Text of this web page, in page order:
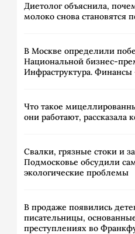
Диетолог объяснила,
молоко снова становятся
В Москве определили
Национальной бизнес-
Инфраструктура. Финансы
Что такое
они работают, рассказала
Свалки, грязные стоки и
Подмосковье обсудили
экологические проблемы
В продаже появились
писательницы,
преступлениях во